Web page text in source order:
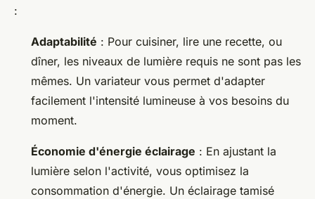
:
Adaptabilité : Pour cuisiner, lire une recette, ou
dîner, les niveaux de lumière requis ne sont pas les
mêmes. Un variateur vous permet d'adapter
facilement l'intensité lumineuse à vos besoins du
moment.
Économie d'énergie éclairage : En ajustant la
lumière selon l'activité, vous optimisez la
consommation d'énergie. Un éclairage tamisé